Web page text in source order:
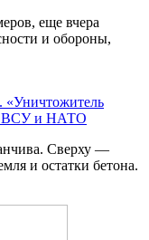
еще вчера
и обороны,
«Уничтожитель
ВСУ и НАТО
Сверху —
и остатки бетона.